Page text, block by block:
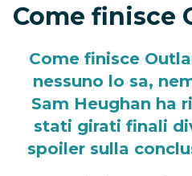
Come finisce
Come finisce
nessuno lo sa,
Sam Heughan ha
stati girati finali
spoiler sulla